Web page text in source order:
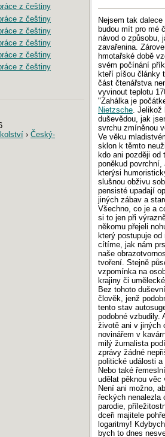
Nejsem tak
budou mít pro mé
návod o způsobu,
zavařenina.
hmotařské době
svém počínání
kteří píšou články
část čtenářstva
vyvinout teplotu
"Zahálka je
Nietzsche .
duševědou, jak
svrchu zmíněnou
Ve věku
sklon k těmto
kdo ani později
poněkud
kterýsi
slušnou obživu
pensisté upadají
jiných zábav a
Všechno, co je a
si to jen při
někomu přejeli
který postupuje od
cítíme, jak nám
naše
tvoření. Stejně
vzpomínka na
krajiny či
Bez tohoto
člověk, jenž
tento stav
podobné vzbudily.
životě ani v jiných
novinářem v
milý žurnalista
zprávy žádné
politické události
Nebo také
udělat pěknou věc
Není ani možno,
řeckých nenalezla
parodie,
dceři majitele
logaritmy!
bych to dnes
z češtiny
z češtiny
z češtiny
z češtiny
z češtiny
z češtiny
› Český-